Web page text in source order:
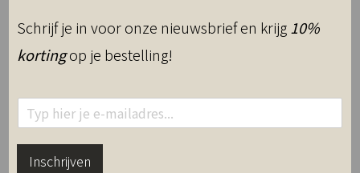
Schrijf je in voor onze nieuwsbrief en krijg10%
kortingop je bestelling!
Inschrijven
Bericht
navigatie
Previous:Dami Luxury Interior Ruby 01 Marble Arrabescato
DMLUXURY
DMLUXURY biedt een exclusieve
collectie van producten voor
luxe interieurs.